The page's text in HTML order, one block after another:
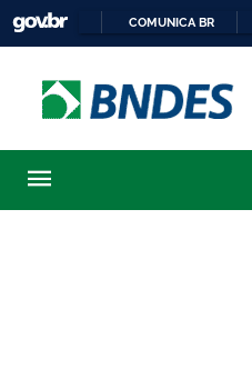
COMUNICA BR